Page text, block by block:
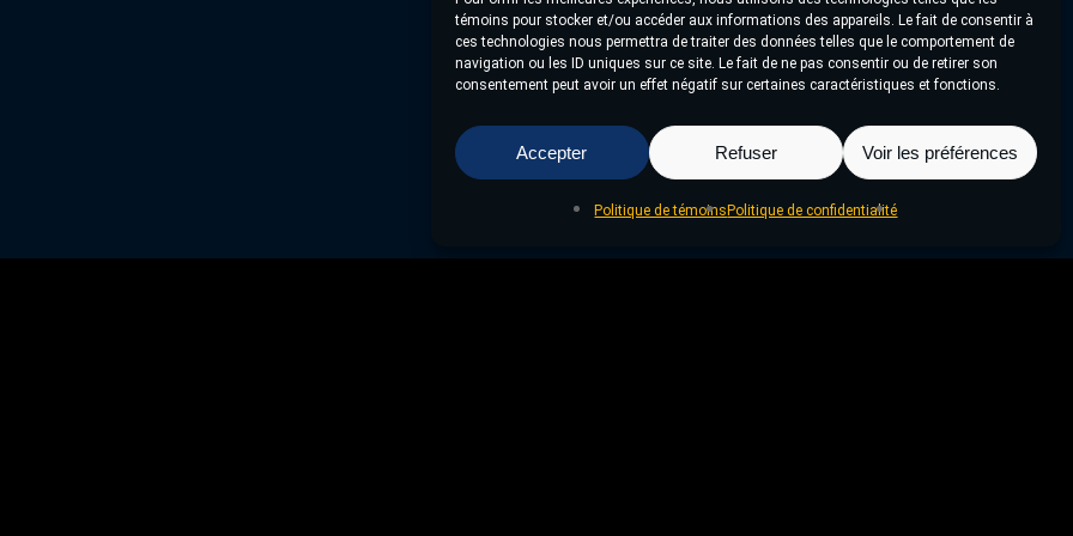
témoins pour stocker et/ou accéder aux informations des appareils. Le fait de consentir à
ces technologies nous permettra de traiter des données telles que le comportement de
navigation ou les ID uniques sur ce site. Le fait de ne pas consentir ou de retirer son
consentement peut avoir un effet négatif sur certaines caractéristiques et fonctions.
Accepter Refuser Voir les préférences
Politique de témoins Politique de confidentialité